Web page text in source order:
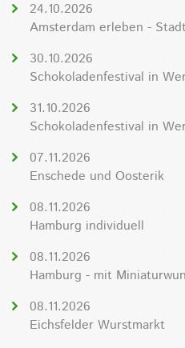
24.10.2026
Amsterdam erleben -
30.10.2026
Schokoladenfestival in
31.10.2026
Schokoladenfestival in
07.11.2026
Enschede und Oosterik
08.11.2026
Hamburg individuell
08.11.2026
Hamburg - mit
08.11.2026
Eichsfelder Wurstmarkt